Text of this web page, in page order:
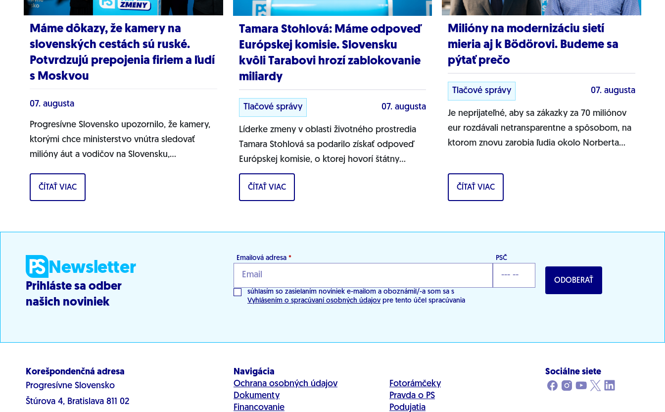
Máme dôkazy, že kamery na
slovenských cestách sú ruské.
Potvrdzujú prepojenia firiem a ľudí
s Moskvou
07. augusta
Progresívne Slovensko upozornilo, že kamery,
ktorými chce ministerstvo vnútra sledovať
milióny áut a vodičov na Slovensku,
hnutie prinieslo dôkazy,...
ČÍTAŤ VIAC
Tamara Stohlová: Máme odpoveď
Európskej komisie. Slovensku
kvôli Tarabovi hrozí zablokovanie
miliardy
Tlačové správy 07. augusta
Líderke zmeny v oblasti životného prostredia
Tamara Stohlová sa podarilo získať odpoveď
Európskej komisie, o ktorej hovorí štátny
tajomník MŽP Filip Kuffa. Môžem
jednoznačne...
ČÍTAŤ VIAC
Milióny na modernizáciu sietí
mieria aj k Bödörovi. Budeme sa
pýtať prečo
Tlačové správy 07. augusta
Je neprijateľné, aby sa zákazky za 70 miliónov
eur rozdávali netransparentne a spôsobom, na
ktorom znovu zarobia ľudia okolo Norberta
Slovenska a...
ČÍTAŤ VIAC
Newsletter
Prihláste sa odber
našich noviniek
Emailová adresa * PSČ
súhlasím so zasielaním noviniek e-mailom a oboznámil/-a som sa s
Vyhlásením o spracúvaní osobných údajov pre tento účel spracúvania
ODOBERAŤ
Navigácia
Ochrana osobných údajov
Dokumenty
Financovanie
Fotorámčeky
Pravda o PS
Podujatia
Sociálne siete
Korešpondenčná adresa
Progresívne Slovensko
Štúrova 4, Bratislava 811 02